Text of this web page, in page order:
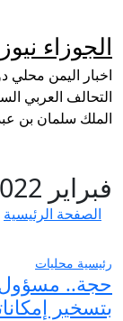
المحتوى
الجوزاء
اخبار اليمن
التحالف العربي
الملك سلمان بن
فبراير 2022
الصفحة الرئيسية
رئيسية محليات
حجة.. مسؤول
بتسخير